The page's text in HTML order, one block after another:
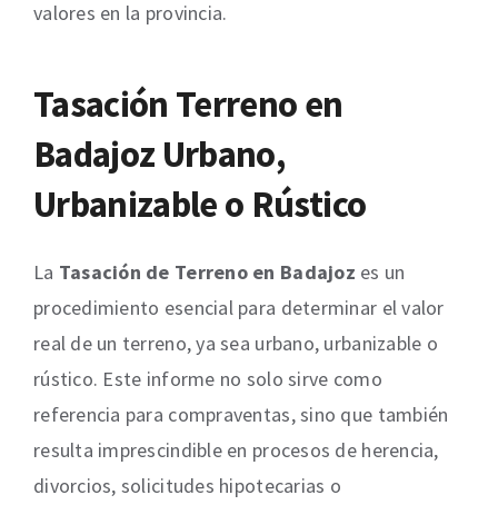
valores en la provincia.
Tasación Terreno en
Badajoz Urbano,
Urbanizable o Rústico
La Tasación de Terreno en Badajoz es un
procedimiento esencial para determinar el valor
real de un terreno, ya sea urbano, urbanizable o
rústico. Este informe no solo sirve como
referencia para compraventas, sino que también
resulta imprescindible en procesos de herencia,
divorcios, solicitudes hipotecarias o